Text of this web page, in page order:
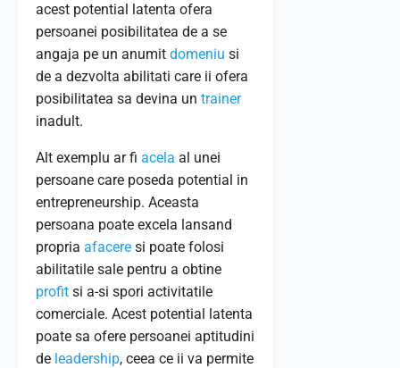
acest potential latenta ofera
persoanei posibilitatea de a se
angaja pe un anumit domeniu si
de a dezvolta abilitati care ii ofera
posibilitatea sa devina un trainer
inadult.
Alt exemplu ar fi acela al unei
persoane care poseda potential in
entrepreneurship. Aceasta
persoana poate excela lansand
propria afacere si poate folosi
abilitatile sale pentru a obtine
profit si a-si spori activitatile
comerciale. Acest potential latenta
poate sa ofere persoanei aptitudini
de leadership, ceea ce ii va permite